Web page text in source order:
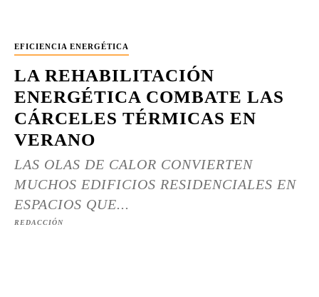
EFICIENCIA ENERGÉTICA
LA REHABILITACIÓN
ENERGÉTICA COMBATE LAS
CÁRCELES TÉRMICAS EN
VERANO
LAS OLAS DE CALOR CONVIERTEN
MUCHOS EDIFICIOS RESIDENCIALES EN
ESPACIOS QUE...
REDACCIÓN